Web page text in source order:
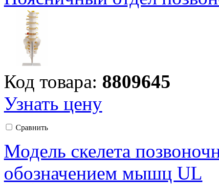
Код товара: 8809645
Узнать цену
Сравнить
Модель скелета
обозначением мышц UL